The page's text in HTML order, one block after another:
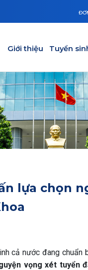
Giới thiệu Tuyển
lựa chọn
cả nước đang chuẩn
vọng xét tuyển